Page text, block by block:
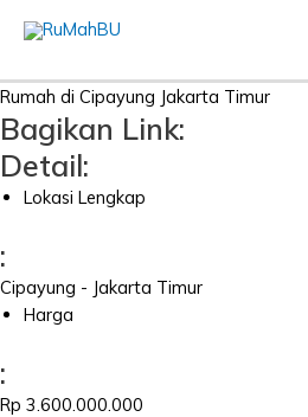
Rumah di Cipayung Jakarta Timur
Bagikan Link:
Detail:
Lokasi Lengkap
:
Cipayung - Jakarta Timur
Harga
:
Rp 3.600.000.000